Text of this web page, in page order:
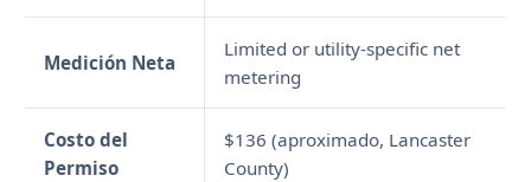
Medición Neta
Limited or utility-specific net
metering
Costo del
Permiso
$136 (aproximado, Lancaster
County)